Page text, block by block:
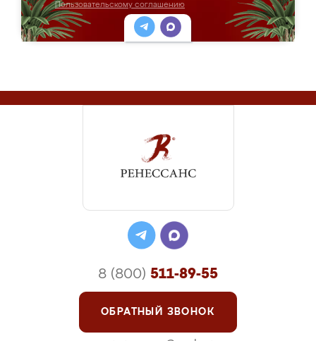
Пользовательскому соглашению
8 (800) 511-89-55
ОБРАТНЫЙ ЗВОНОК